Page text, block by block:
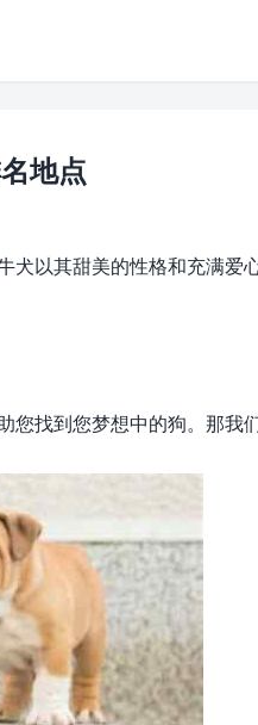
地点
犬以其甜美的性格和充满爱
您找到您梦想中的狗。那我